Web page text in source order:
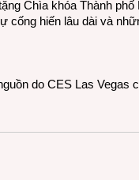
Chìa khóa Thành
cống hiến lâu dài và
do CES Las Vegas